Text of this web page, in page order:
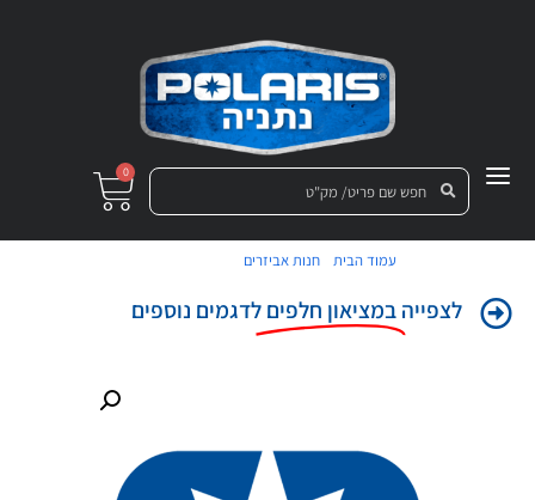
0
עמוד הבית חנות אביזרים
לצפייהבמציאון חלפים לדגמים נוספים